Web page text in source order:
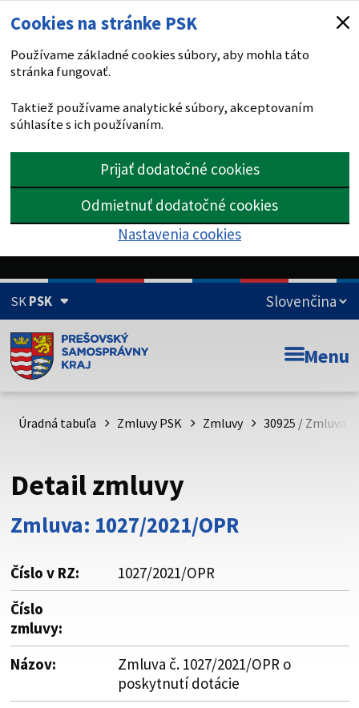
Cookies na stránke PSK
Používame základné cookies súbory, aby mohla táto
stránka fungovať.
Taktiež používame analytické súbory, akceptovaním
súhlasíte s ich používaním.
Prijať dodatočné cookies
Odmietnuť dodatočné cookies
Nastavenia cookies
SKPSK
Doména psk.sk je oficiálna
Toto je oficiálna webová stránka Prešovského
psk.sk.
Buďte pozorní a vždy sa uistite, že zdieľate informácie iba
cez zabezpečenú webovú stránku. Zabezpečená stránka
vždy začína https:// pred názvom domény webového sídla.
Menu
Úradná tabuľa Zmluvy PSK Zmluvy 30925 / Zmluva
Detail zmluvy
Zmluva: 1027/2021/OPR
Číslo v RZ:
1027/2021/OPR
Číslo
zmluvy:
Názov:
Zmluva č. 1027/2021/OPR o
poskytnutí dotácie